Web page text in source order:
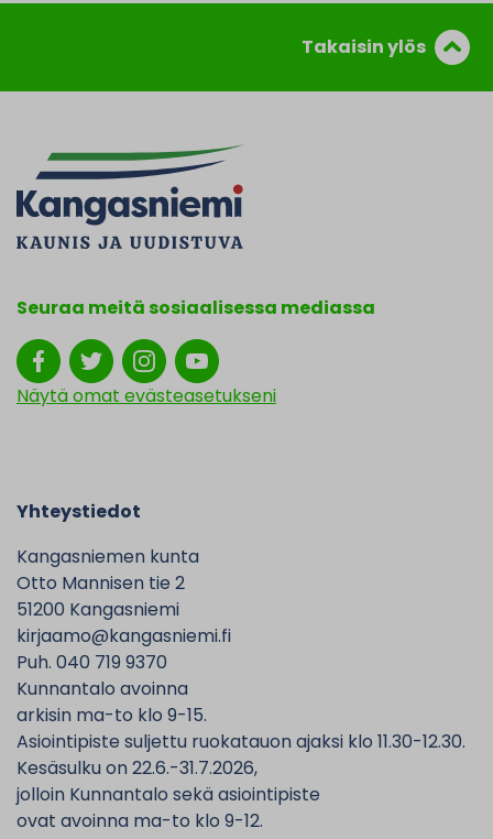
Takaisin ylös
Seuraa meitä sosiaalisessa mediassa
Näytä omat evästeasetukseni
Yhteystiedot
Kangasniemen kunta
Otto Mannisen tie 2
51200 Kangasniemi
kirjaamo@kangasniemi.fi
Puh. 040 719 9370
Kunnantalo avoinna
arkisin ma-to klo 9-15.
Asiointipiste suljettu ruokatauon ajaksi klo 11.30-12.30.
Kesäsulku on 22.6.-31.7.2026,
jolloin Kunnantalo sekä asiointipiste
ovat avoinna ma-to klo 9-12.